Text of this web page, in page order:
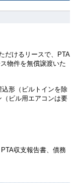
だけるリースで、PTA
物件を無償譲渡いた
形（ビルトインを除
ビル用エアコンは要
収支報告書、債務